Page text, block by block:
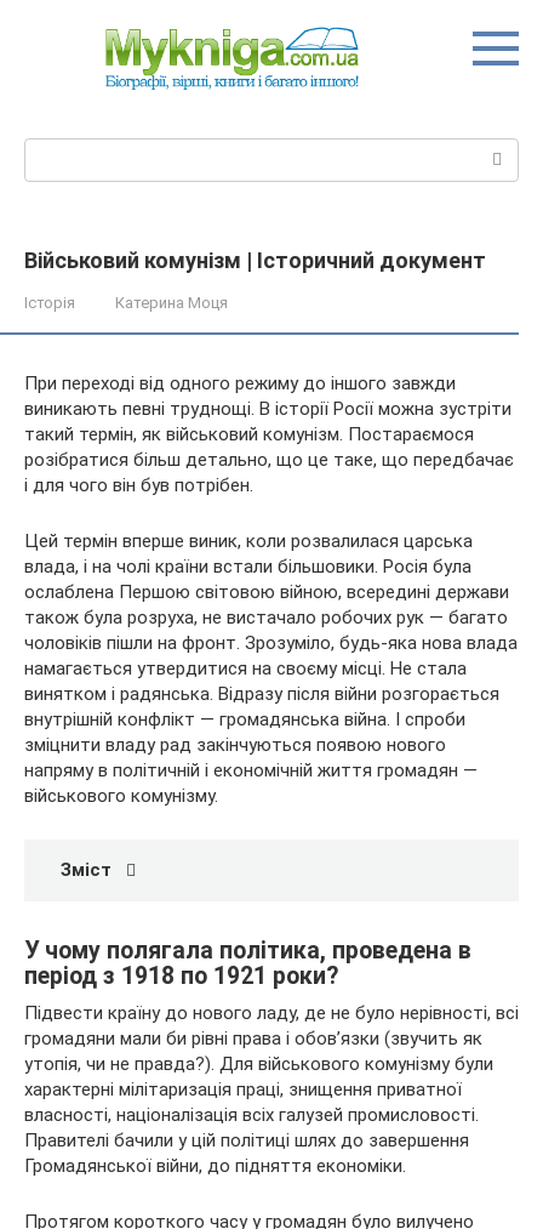
Військовий комунізм | Історичний документ
Історія Катерина Моця
При переході від одного режиму до іншого завжди
виникають певні труднощі. В історії Росії можна зустріти
такий термін, як військовий комунізм. Постараємося
розібратися більш детально, що це таке, що передбачає
і для чого він був потрібен.
Цей термін вперше виник, коли розвалилася царська
влада, і на чолі країни встали більшовики. Росія була
ослаблена Першою світовою війною, всередині держави
також була розруха, не вистачало робочих рук — багато
чоловіків пішли на фронт. Зрозуміло, будь-яка нова влада
намагається утвердитися на своєму місці. Не стала
винятком і радянська. Відразу після війни розгорається
внутрішній конфлікт — громадянська війна. І спроби
зміцнити владу рад закінчуються появою нового
напряму в політичній і економічній життя громадян —
військового комунізму.
Зміст
У чому полягала політика, проведена в
період з 1918 по 1921 роки?
Підвести країну до нового ладу, де не було нерівності, всі
громадяни мали би рівні права і обов’язки (звучить як
утопія, чи не правда?). Для військового комунізму були
характерні мілітаризація праці, знищення приватної
власності, націоналізація всіх галузей промисловості.
Правителі бачили у цій політиці шлях до завершення
Громадянської війни, до підняття економіки.
Протягом короткого часу у громадян було вилучено